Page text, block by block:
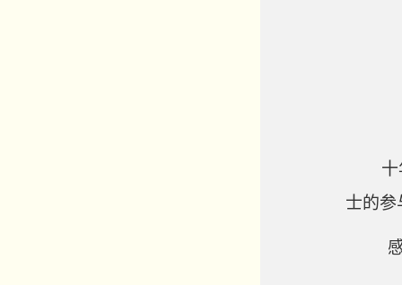
十年
士的参